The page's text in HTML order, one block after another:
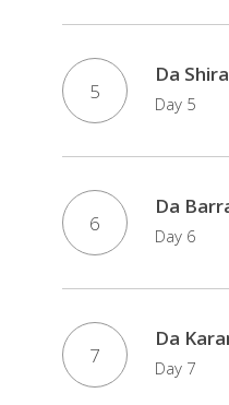
5
Da
Day 5
6
Da
Day 6
7
Da
Day 7